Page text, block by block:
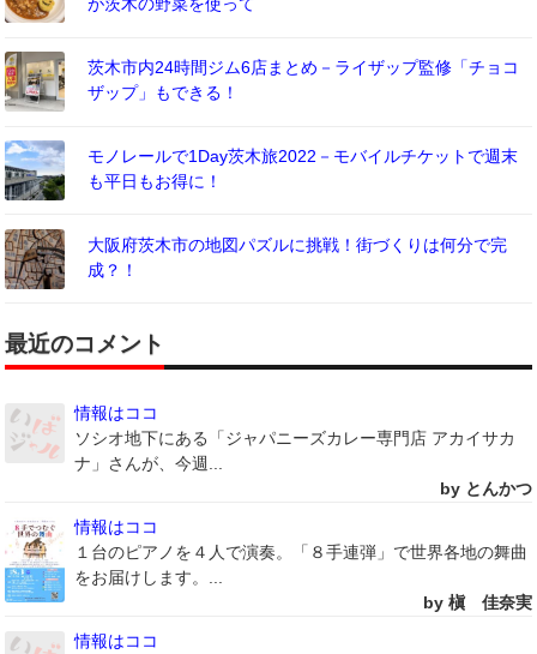
が茨木の野菜を使って
茨木市内24時間ジム6店まとめ－ライザップ監修「チョコ
ザップ」もできる！
モノレールで1Day茨木旅2022－モバイルチケットで週末
も平日もお得に！
大阪府茨木市の地図パズルに挑戦！街づくりは何分で完
成？！
最近のコメント
情報はココ
ソシオ地下にある「ジャパニーズカレー専門店 アカイサカ
ナ」さんが、今週...
by とんかつ
情報はココ
１台のピアノを４人で演奏。「８手連弾」で世界各地の舞曲
をお届けします。...
by 槇 佳奈実
情報はココ